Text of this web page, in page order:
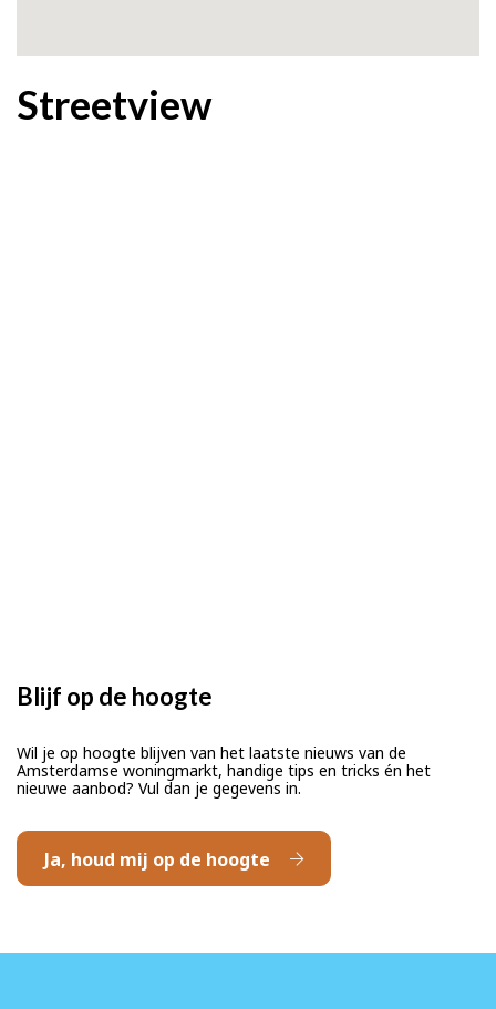
Streetview
Blijf op de hoogte
Wil je op hoogte blijven van het laatste nieuws van de
Amsterdamse woningmarkt, handige tips en tricks én het
nieuwe aanbod? Vul dan je gegevens in.
Ja, houd mij op de hoogte